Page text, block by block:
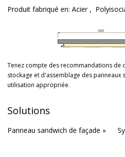
Produit fabriqué en: Acier,
Tenez compte des recommandations de
stockage et d'assemblage des panneaux
utilisation appropriée.
Solutions
Panneau sandwich de façade »